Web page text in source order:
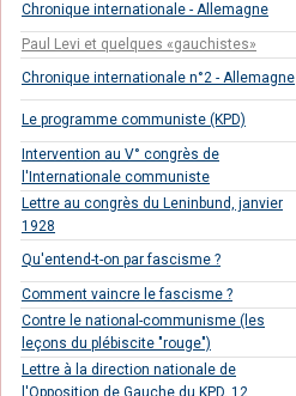
Chronique internationale - Allemagne
Paul Levi et quelques «gauchistes»
Chronique internationale n°2 - Allemagne
Le programme communiste (KPD)
Intervention au V° congrès de
l'Internationale communiste
Lettre au congrès du Leninbund, janvier
1928
Qu'entend-t-on par fascisme ?
Comment vaincre le fascisme ?
Contre le national-communisme (les
leçons du plébiscite "rouge")
Lettre à la direction nationale de